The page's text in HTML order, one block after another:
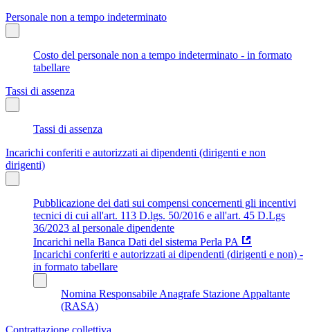
Personale non a tempo indeterminato
Costo del personale non a tempo indeterminato - in formato
tabellare
Tassi di assenza
Tassi di assenza
Incarichi conferiti e autorizzati ai dipendenti (dirigenti e non
dirigenti)
Pubblicazione dei dati sui compensi concernenti gli incentivi
tecnici di cui all'art. 113 D.lgs. 50/2016 e all'art. 45 D.Lgs
36/2023 al personale dipendente
Incarichi nella Banca Dati del sistema Perla PA
Incarichi conferiti e autorizzati ai dipendenti (dirigenti e non) -
in formato tabellare
Nomina Responsabile Anagrafe Stazione Appaltante
(RASA)
Contrattazione collettiva